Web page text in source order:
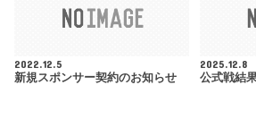
2022.12.5
新規スポンサー契約のお知らせ
2025.12.8
公式戦結